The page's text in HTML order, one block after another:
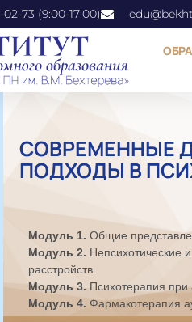
02-73 (9:00-17:00)
СОВРЕМЕННЫЕ
ПОДХОДЫ В
Модуль 1. Общие
Модуль 2. Непсихотические
расстройств.
Модуль 3. Психотерапия при
Модуль 4. Фармакотерапия